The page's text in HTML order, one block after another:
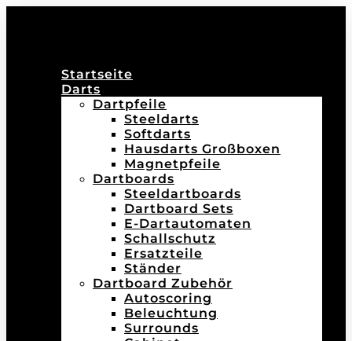
Startseite
Darts
Dartpfeile
Steeldarts
Softdarts
Hausdarts Großboxen
Magnetpfeile
Dartboards
Steeldartboards
Dartboard Sets
E-Dartautomaten
Schallschutz
Ersatzteile
Ständer
Dartboard Zubehör
Autoscoring
Beleuchtung
Surrounds